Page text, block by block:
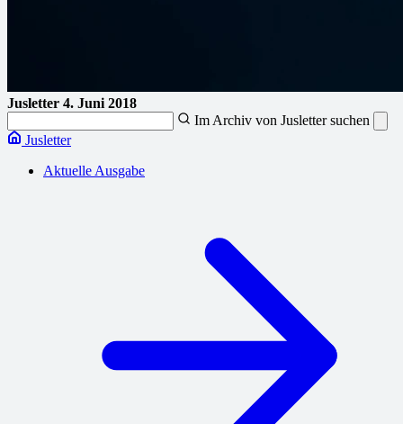
Jusletter 4. Juni 2018
Im Archiv von Jusletter suchen
Jusletter
Aktuelle Ausgabe